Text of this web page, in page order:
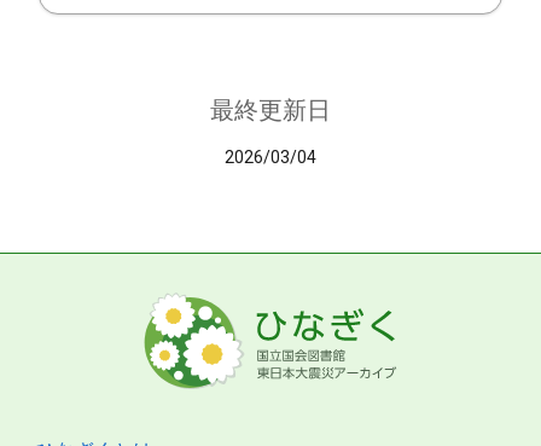
最終更新日
2026/03/04